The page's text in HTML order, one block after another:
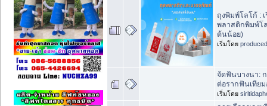
ถุงพิมพ์โลโก้ :
พลาสติกพิมพ์โ
ต้นน้อย)
เริ่มโดย
จัดฟันบางนา:
ต่อรากฟันเทียม
เริ่มโดย